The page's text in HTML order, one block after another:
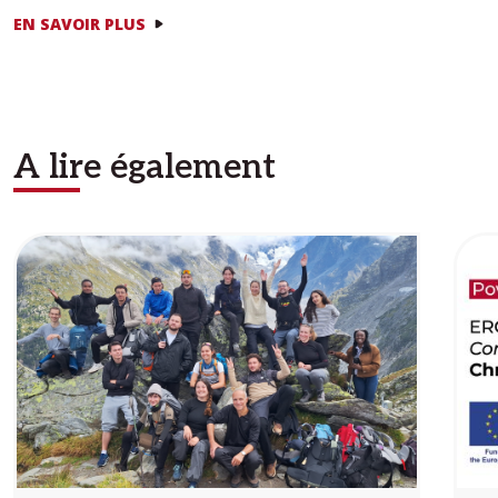
EN SAVOIR PLUS
A lire également
Image